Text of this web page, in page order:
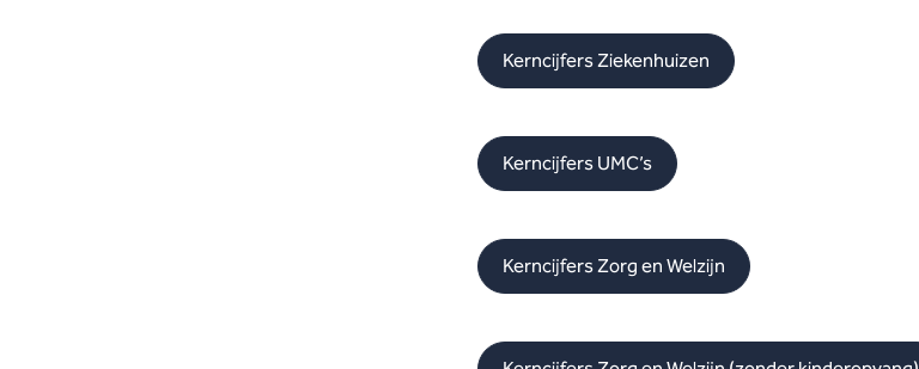
Kerncijfers Ziekenhuizen
Kerncijfers UMC’s
Kerncijfers Zorg en Welzijn